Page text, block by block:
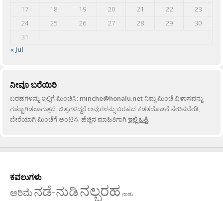
17
18 19 20 21 22
23
24
25 26 27 28 29
30
31
« Jul
ನೀವೂ ಬರೆಯಿರಿ
ಬರಹಗಳನ್ನು ಇಲ್ಲಿಗೆ ಮಿಂಚಿಸಿ: minche@honalu.netನಿಮ್ಮ ಮಿಂಚೆ ವಿಳಾಸವನ್ನು
ಗುಟ್ಟಾಗಿಡಲಾಗುತ್ತದೆ. ಚಿತ್ರಗಳಿದ್ದರೆ ಅವುಗಳನ್ನು ಬರಹದ ಕಡತದೊಡನೆ ಸೇರಿಸಬೇಡಿ,
ಬೇರೆಯಾಗಿ ಮಿಂಚೆಗೆ ಅಂಟಿಸಿ. ಹೆಚ್ಚಿನ ಮಾಹಿತಿಗಾಗಿಇಲ್ಲಿ ಒತ್ತಿ.
ಕವಲುಗಳು
ಅರಿಮೆನಡೆ-ನುಡಿನಲ್ಬರಹ ನಾಡು